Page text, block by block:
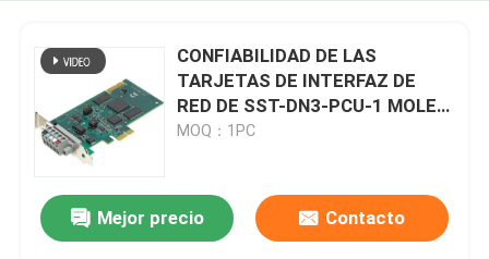
CONFIABILIDAD DE LAS
TARJETAS DE INTERFAZ DE
RED DE SST-DN3-PCU-1 MOLEX
DEVICENET ALTA
MOQ：1PC
Mejor precio Contacto